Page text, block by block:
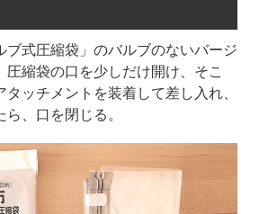
ブ式圧縮袋」のバルブのないバージ
圧縮袋の口を少しだけ開け、そこ
ッチメントを装着して差し入れ、
、口を閉じる。